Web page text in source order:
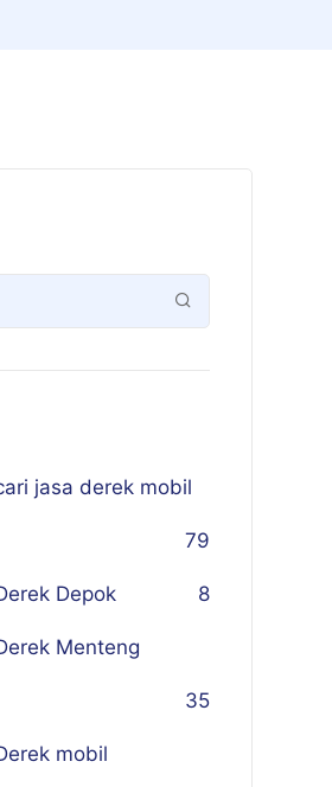
jasa derek mobil
79
Depok 8
Menteng
35
mobil